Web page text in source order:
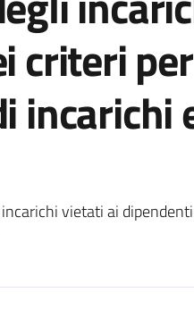
criteri per
incarichi
vietati ai